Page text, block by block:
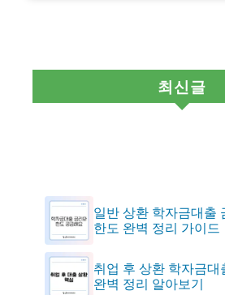
최신글
일반 상환 학자금대출
한도 완벽 정리 가이드
취업 후 상환 학자금대
완벽 정리 알아보기